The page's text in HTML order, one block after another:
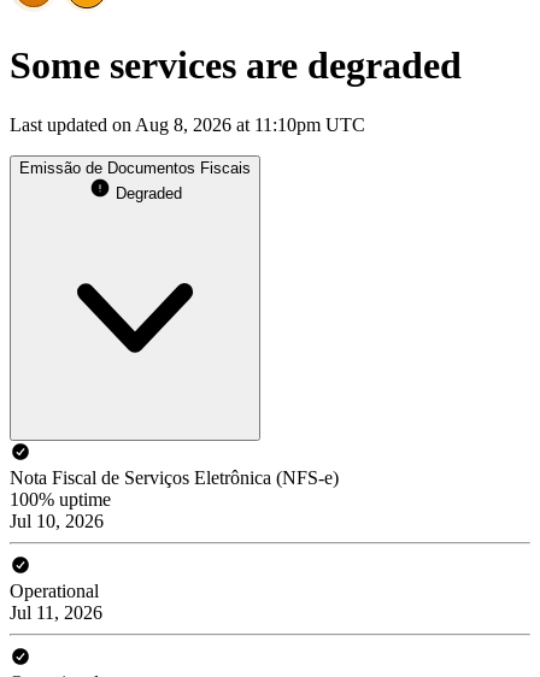
Some services are degraded
Last updated on Aug 8, 2026 at 11:10pm UTC
Emissão de Documentos Fiscais
Degraded
Nota Fiscal de Serviços Eletrônica (NFS-e)
100% uptime
Jul 10, 2026
Operational
Jul 11, 2026